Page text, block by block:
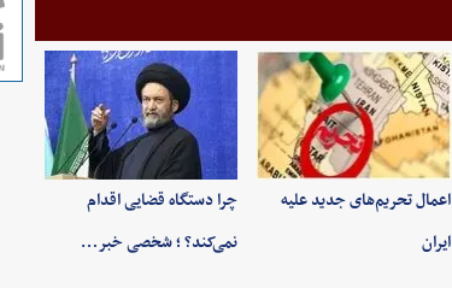
اعمال تحریم‌های جدید علیه
ایران
چرا دستگاه قضایی اقدام
نمی‌کند؟ ؛ شخصی خبر…